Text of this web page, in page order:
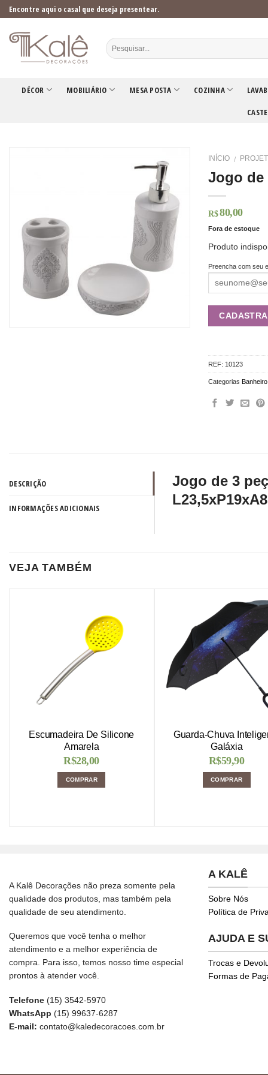
Skip
to
content
Encontre aqui o casal que deseja presentear.
DÉCOR MOBILIÁRIO MESA POSTA COZINHA
INÍCIO /
Jogo de
R$ 80,00
Fora de estoque
Produto
Preencha com seu
REF: 10123
CategoriasBanheiro
DESCRIÇÃO
INFORMAÇÕES ADICIONAIS
Jogo de 3
VEJA TAMBÉM
Escumadeira De Silicone
Amarela
R$28,00
COMPRAR
Guarda-Chuva
Galáxia
R$59,90
COMPRAR
A Kalê Decorações não preza somente pela
qualidade dos produtos, mas também pela
qualidade de seu atendimento.
Queremos que você tenha o melhor
atendimento e a melhor experiência de
compra. Para isso, temos nosso time especial
prontos à atender você.
Telefone (15) 3542-5970
WhatsApp (15) 99637-6287
E-mail: contato@kaledecoracoes.com.br
A KALÊ
Sobre Nós
Política de
AJUDA E
Trocas e
Formas de